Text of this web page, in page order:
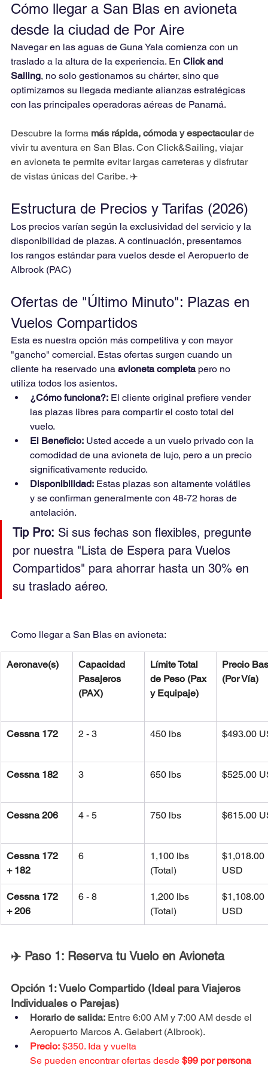
Cómo llegar a San Blas en avioneta
desde la ciudad de Por Aire
Navegar en las aguas de Guna Yala comienza con un
traslado a la altura de la experiencia. En Click and
Sailing, no solo gestionamos su chárter, sino que
optimizamos su llegada mediante alianzas estratégicas
con las principales operadoras aéreas de Panamá.
Descubre la forma más rápida, cómoda y espectacular de
vivir tu aventura en San Blas. Con Click&Sailing, viajar
en avioneta te permite evitar largas carreteras y disfrutar
de vistas únicas del Caribe. ✈️
Estructura de Precios y Tarifas (2026)
Los precios varían según la exclusividad del servicio y la
disponibilidad de plazas. A continuación, presentamos
los rangos estándar para vuelos desde el Aeropuerto de
Albrook (PAC)
Ofertas de "Último Minuto": Plazas en
Vuelos Compartidos
Esta es nuestra opción más competitiva y con mayor
"gancho" comercial. Estas ofertas surgen cuando un
cliente ha reservado una avioneta completa pero no
utiliza todos los asientos.
¿Cómo funciona?: El cliente original prefiere vender
las plazas libres para compartir el costo total del
vuelo.
El Beneficio: Usted accede a un vuelo privado con la
comodidad de una avioneta de lujo, pero a un precio
significativamente reducido.
Disponibilidad: Estas plazas son altamente volátiles
y se confirman generalmente con 48-72 horas de
antelación.
Tip Pro: Si sus fechas son flexibles, pregunte
por nuestra "Lista de Espera para Vuelos
Compartidos" para ahorrar hasta un 30% en
su traslado aéreo.
Como llegar a San Blas en avioneta:
Aeronave(s)
Capacidad
Pasajeros
(PAX)
Límite Total
de Peso (Pax
y Equipaje)
Precio
(Por Vía)
Cessna 172 2 - 3 450 lbs $493.00
Cessna 182 3 650 lbs $525.00
Cessna 206 4 - 5 750 lbs $615.00
Cessna 172
+ 182
6
1,100 lbs
(Total)
$1,018.00
USD
Cessna 172
+ 206
6 - 8
1,200 lbs
(Total)
$1,108.00
USD
✈️ Paso 1: Reserva tu Vuelo en Avioneta
Opción 1: Vuelo Compartido (Ideal para Viajeros
Individuales o Parejas)
Horario de salida: Entre 6:00 AM y 7:00 AM desde el
Aeropuerto Marcos A. Gelabert (Albrook).
Precio: $350. Ida y vuelta
Se pueden encontrar ofertas desde $99 por persona